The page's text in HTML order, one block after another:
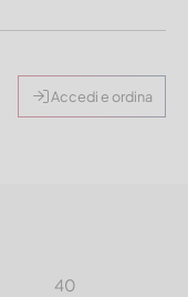
Accedi e ordina
40